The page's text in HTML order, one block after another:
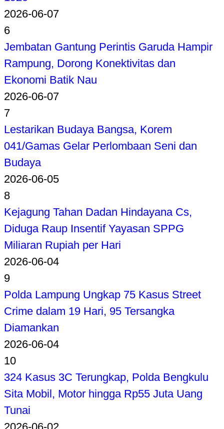
2026-06-07
6
Jembatan Gantung Perintis Garuda Hampir
Rampung, Dorong Konektivitas dan
Ekonomi Batik Nau
2026-06-07
7
Lestarikan Budaya Bangsa, Korem
041/Gamas Gelar Perlombaan Seni dan
Budaya
2026-06-05
8
Kejagung Tahan Dadan Hindayana Cs,
Diduga Raup Insentif Yayasan SPPG
Miliaran Rupiah per Hari
2026-06-04
9
Polda Lampung Ungkap 75 Kasus Street
Crime dalam 19 Hari, 95 Tersangka
Diamankan
2026-06-04
10
324 Kasus 3C Terungkap, Polda Bengkulu
Sita Mobil, Motor hingga Rp55 Juta Uang
Tunai